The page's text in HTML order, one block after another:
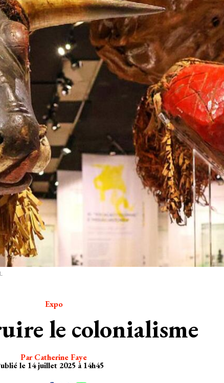
Expo
le colonialisme
Par Catherine Faye
le 14 juillet 2025 à 14h45